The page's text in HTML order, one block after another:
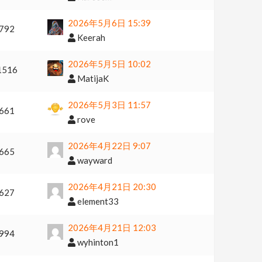
792
2026年5月6日 15:39
Keerah
2026年5月5日 10:02
MatijaK
2026年5月3日 11:57
rove
2026年4月22日 9:07
wayward
2026年4月21日 20:30
element33
2026年4月21日 12:03
wyhinton1